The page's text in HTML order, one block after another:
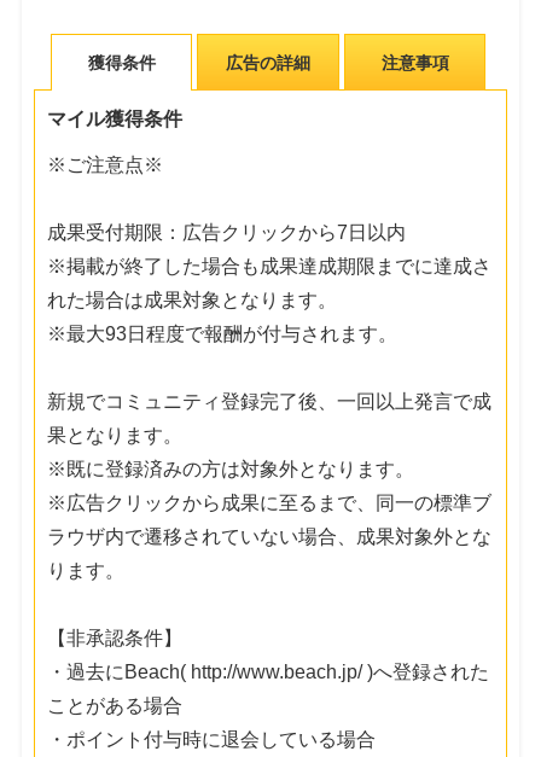
獲得条件 広告の詳細 注意事項
マイル獲得条件
※ご注意点※
成果受付期限：広告クリックから7日以内
※掲載が終了した場合も成果達成期限までに達成さ
れた場合は成果対象となります。
※最大93日程度で報酬が付与されます。
新規でコミュニティ登録完了後、一回以上発言で成
果となります。
※既に登録済みの方は対象外となります。
※広告クリックから成果に至るまで、同一の標準ブ
ラウザ内で遷移されていない場合、成果対象外とな
ります。
【非承認条件】
・過去にBeach( http://www.beach.jp/ )へ登録された
ことがある場合
・ポイント付与時に退会している場合